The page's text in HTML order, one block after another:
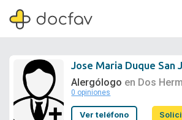
Soporte
Jose Maria Duque San
Alergólogo en Dos
0 opiniones
Ver teléfono